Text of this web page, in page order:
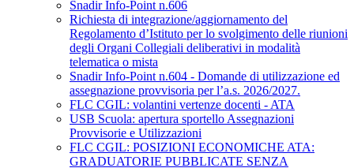
Snadir Info-Point n.606
Richiesta di integrazione/aggiornamento del
Regolamento d’Istituto per lo svolgimento delle riunioni
degli Organi Collegiali deliberativi in modalità
telematica o mista
Snadir Info-Point n.604 - Domande di utilizzazione ed
assegnazione provvisoria per l’a.s. 2026/2027.
FLC CGIL: volantini vertenze docenti - ATA
USB Scuola: apertura sportello Assegnazioni
Provvisorie e Utilizzazioni
FLC CGIL: POSIZIONI ECONOMICHE ATA:
GRADUATORIE PUBBLICATE SENZA